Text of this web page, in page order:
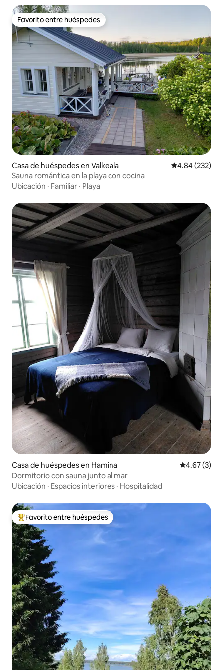
Favorito entre huéspedes
Favorito entre huéspedes
Casa de huéspedes en Valkeala Calificación
4.84 (232)
Sauna romántica en la playa con cocina
Ubicación · Familiar · Playa
Casa de huéspedes en Hamina Calificación
4.67 (3)
Dormitorio con sauna junto al mar
Ubicación · Espacios interiores · Hospitalidad
Favorito entre huéspedes preferido
Favorito entre huéspedes